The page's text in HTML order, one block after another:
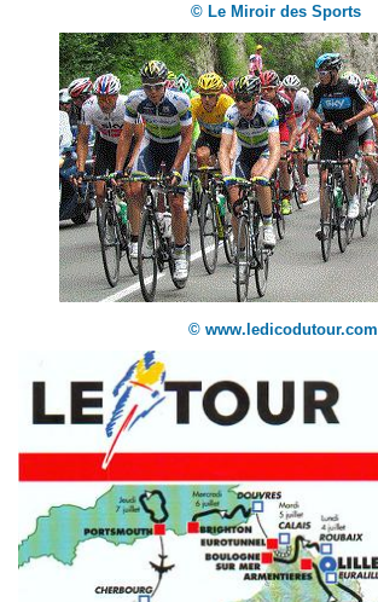
© Le Miroir des Sports
© www.ledicodutour.com